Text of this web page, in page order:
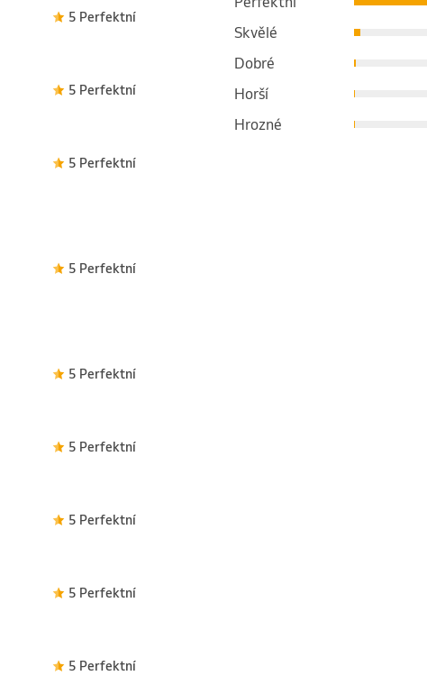
5 Perfektní
5 Perfektní
5 Perfektní
5 Perfektní
5 Perfektní
5 Perfektní
5 Perfektní
5 Perfektní
5 Perfektní
Skvělé
Dobré
Horší
Hrozné